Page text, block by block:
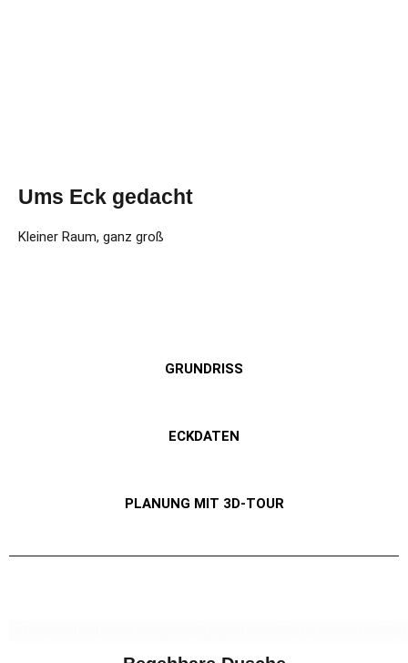
Ums Eck gedacht
Kleiner Raum, ganz groß
GRUNDRISS
ECKDATEN
PLANUNG MIT 3D-TOUR